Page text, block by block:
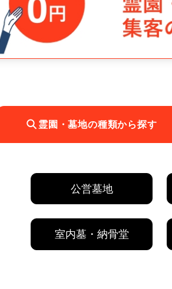
霊園・墓地の種類から探す
公営墓地
室内墓・納骨堂